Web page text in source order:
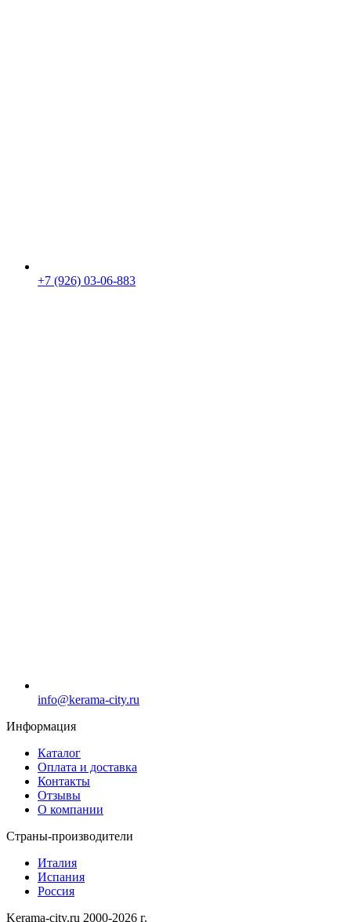
+7 (926) 03-06-883
info@kerama-city.ru
Информация
Каталог
Оплата и доставка
Контакты
Отзывы
О компании
Страны-производители
Италия
Испания
Россия
Kerama-city.ru 2000-2026 г.